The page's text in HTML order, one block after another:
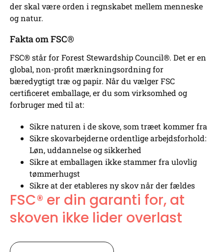
der skal være orden i regnskabet mellem menneske
og natur.
Fakta om FSC®
FSC® står for Forest Stewardship Council®. Det er en
global, non-profit mærkningsordning for
bæredygtigt træ og papir. Når du vælger FSC
certificeret emballage, er du som virksomhed og
forbruger med til at:
Sikre naturen i de skove, som træet kommer fra
Sikre skovarbejderne ordentlige arbejdsforhold:
Løn, uddannelse og sikkerhed
Sikre at emballagen ikke stammer fra ulovlig
tømmerhugst
Sikre at der etableres ny skov når der fældes
FSC® er din garanti for, at
skoven ikke lider overlast